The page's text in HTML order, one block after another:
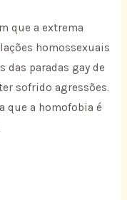
que a extrema
homossexuais
das paradas gay de
sofrido agressões.
que a homofobia é